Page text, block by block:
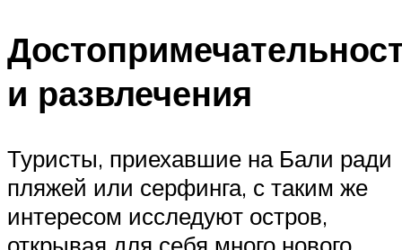
и развлечения
Туристы, приехавшие на Бали ради
пляжей или серфинга, с таким же
интересом исследуют остров,